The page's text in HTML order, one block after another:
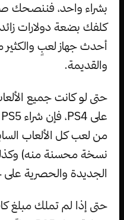
كلفك بضعة دولارات
أحدث جهاز لعبٍ والكثير
والقديمة.
حتى لو كانت جميع
من لعب كل الألعاب
نسخة محسنة منه)
الجديدة والحصرية على
حتى إذا لم تملك مبلغ